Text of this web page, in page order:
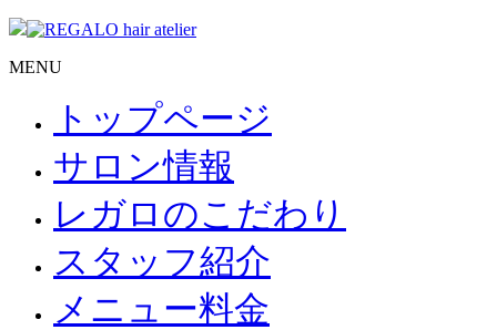
MENU
トップページ
サロン情報
レガロのこだわり
スタッフ紹介
メニュー料金